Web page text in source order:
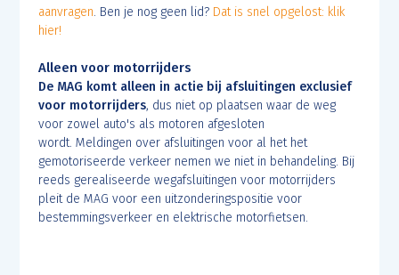
aanvragen. Ben je nog geen lid? Dat is snel opgelost: klik
hier!
Alleen voor motorrijders
De MAG komt alleen in actie bij afsluitingen exclusief
voor motorrijders, dus niet op plaatsen waar de weg
voor zowel auto's als motoren afgesloten
wordt. Meldingen over afsluitingen voor al het het
gemotoriseerde verkeer nemen we niet in behandeling. Bij
reeds gerealiseerde wegafsluitingen voor motorrijders
pleit de MAG voor een uitzonderingspositie voor
bestemmingsverkeer en elektrische motorfietsen.